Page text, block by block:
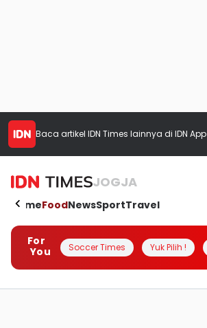
Baca artikel IDN Times lainnya di IDN App
JOGJA
HomeFoodNewsSportTravel
For
You
Soccer Times Yuk Pilih !